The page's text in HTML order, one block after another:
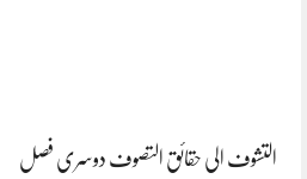
التشوف الی حقائق التصوف دوسری فصل